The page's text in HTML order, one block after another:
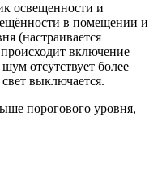
освещенности и
в помещении и
(настраивается
включение
отсутствует более
выключается.
порогового уровня,